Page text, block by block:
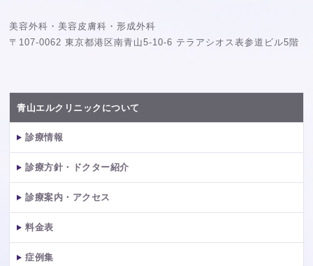
美容外科・美容皮膚科・形成外科
〒107-0062 東京都港区南青山5-10-6 テラアシオス表参道ビル5階
青山エルクリニックについて
診療情報
診療方針・ドクター紹介
診療案内・アクセス
料金表
症例集